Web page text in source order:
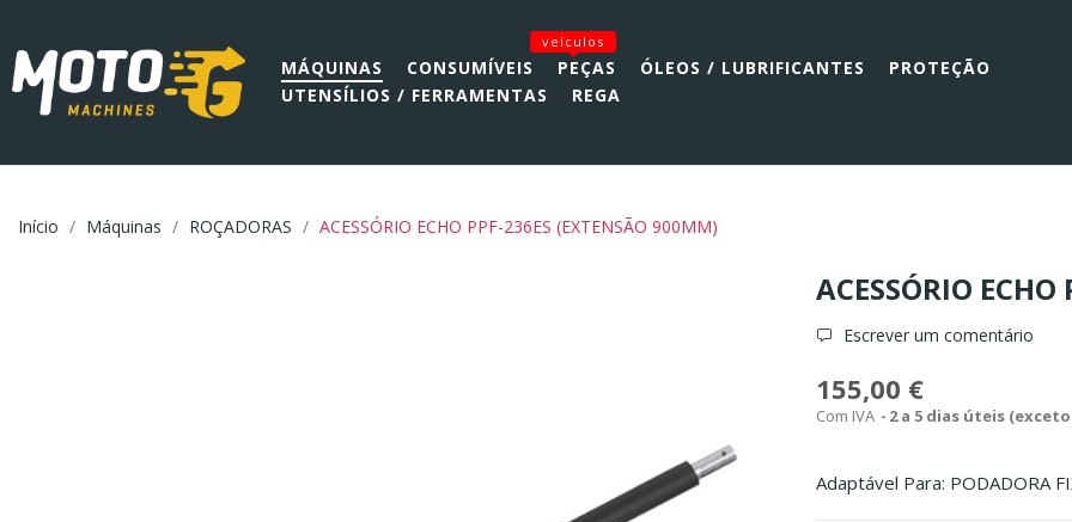
MÁQUINAS CONSUMÍVEIS PEÇAS
veículos
ÓLEOS / LUBRIFICANTES
PROTEÇÃO
UTENSÍLIOS / FERRAMENTAS
REGA
Início Máquinas ROÇADORAS ACESSÓRIO ECHO PPF-236ES (EXTENSÃO 900MM)
ACESSÓRIO
Escrever um comentário
155,00 €
Com IVA 2 a 5 dias úteis
Adaptável Para: PODADORA